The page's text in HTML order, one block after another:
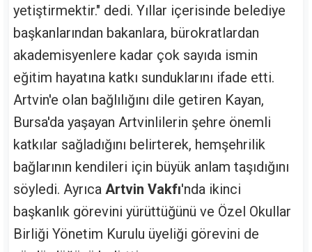
yetiştirmektir." dedi. Yıllar içerisinde belediye
başkanlarından bakanlara, bürokratlardan
akademisyenlere kadar çok sayıda ismin
eğitim hayatına katkı sunduklarını ifade etti.
Artvin'e olan bağlılığını dile getiren Kayan,
Bursa'da yaşayan Artvinlilerin şehre önemli
katkılar sağladığını belirterek, hemşehrilik
bağlarının kendileri için büyük anlam taşıdığını
söyledi. Ayrıca Artvin Vakfı'nda ikinci
başkanlık görevini yürüttüğünü ve Özel Okullar
Birliği Yönetim Kurulu üyeliği görevini de